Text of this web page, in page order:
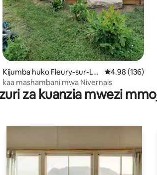
Kijumba huko Fleury-sur-Loi
re
Ukadiriaji wa
4.98 (136)
kaa mashambani mwa Nivernais
za kuanzia mwezi